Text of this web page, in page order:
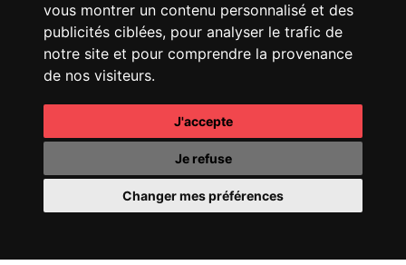
vous montrer un contenu personnalisé et des
publicités ciblées, pour analyser le trafic de
notre site et pour comprendre la provenance
de nos visiteurs.
J'accepte
Je refuse
Changer mes préférences
CHANEL COCO
CHANEL OMBRE